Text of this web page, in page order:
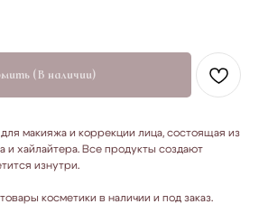
(В наличии)
макияжа и коррекции лица, состоящая из
и хайлайтера. Все продукты создают
изнутри.
косметики в наличии и под заказ.